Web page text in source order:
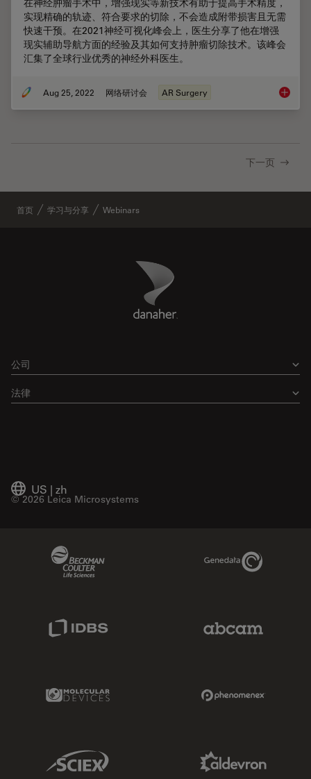
在神经肿瘤手术中，增强现实等新技术有助于提高手术精度，
实现精确的轨迹、符合要求的切除，不会造成附带损害且无需
快速干预。在2021神经可视化峰会上，医生分享了他在增强
现实辅助导航方面的经验及其如何支持肿瘤切除技术。该峰会
汇集了全球行业优秀的神经外科医生。
Aug 25, 2022 网络研讨会 AR Surgery 增强现
下一页
首页 学习与分享 Webinars
Danaher Logo
公司
法律
US | zh
© 2026 Leica Microsystems
Genedata Link
Molecular Devices Link
Sciex Link